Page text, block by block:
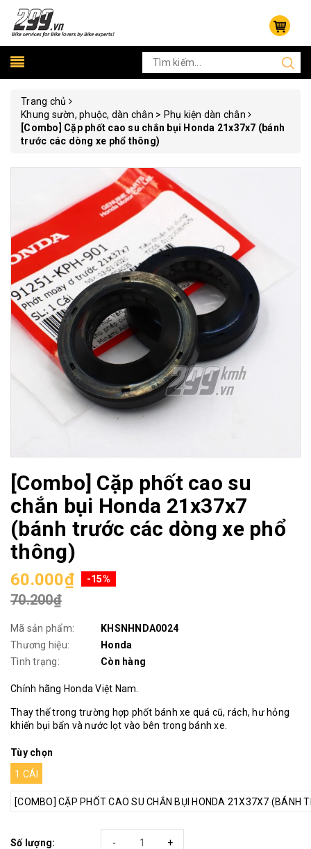
Trang chủ
Khung sườn, phuộc, dàn chân > Phụ kiện dàn chân
[Combo] Cặp phốt cao su chắn bụi Honda 21x37x7 (bánh
trước các dòng xe phổ thông)
[Combo] Cặp phốt cao su
chắn bụi Honda 21x37x7
(bánh trước các dòng xe phổ
thông)
60.000₫ -15%
70.200₫
Mã sản phẩm:
KHSNHNDA0024
Thương hiệu:
Honda
Tình trạng:
Còn hàng
Chính hãng Honda Việt Nam.
Thay thế trong trường hợp phốt bánh xe quá cũ, rách, hư hỏng
khiến bụi bẩn và nước lọt vào bên trong bánh xe.
Tùy chọn
1 CÁI
[COMBO] CẶP PHỐT CAO SU CHẮN BỤI HONDA 21X37X7 (BÁNH
Số lượng: +
-